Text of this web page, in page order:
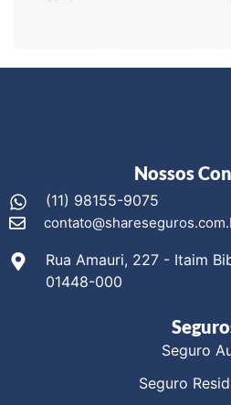
Nossos
(11) 98155-9075
Rua Amauri, 227 - Itaim
01448-000
Seguro
Seguro